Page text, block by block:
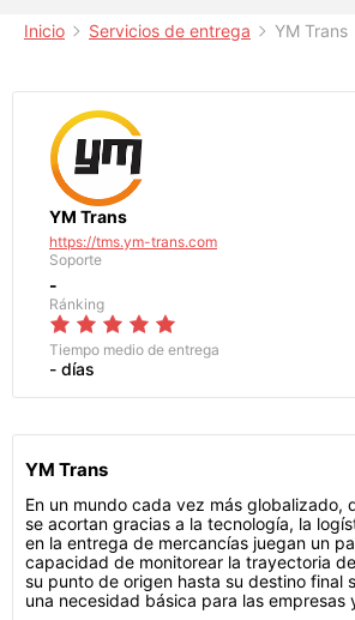
Inicio Servicios de entrega YM Trans
YM Trans
https://tms.ym-trans.com
Soporte
-
Ránking
Tiempo medio de entrega
- días
YM Trans
En un mundo cada vez más globalizado,
se acortan gracias a la tecnología, la
en la entrega de mercancías juegan un
capacidad de monitorear la trayectoria
su punto de origen hasta su destino final
una necesidad básica para las empresas